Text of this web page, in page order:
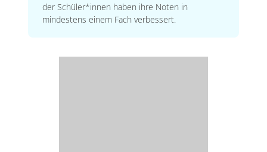
der Schüler*innen haben ihre Noten in
mindestens einem Fach verbessert.